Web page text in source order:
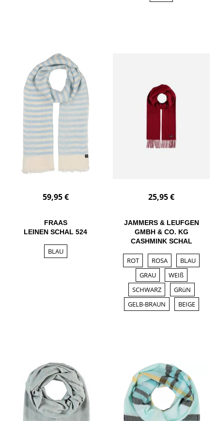
59,95 €
FRAAS
LEINEN SCHAL 524
BLAU
25,95 €
JAMMERS & LEUFGEN
GMBH & CO. KG
CASHMINK SCHAL
ROT ROSA
BLAU
GRAU
WEIß
SCHWARZ
GRüN
GELB-BRAUN
BEIGE